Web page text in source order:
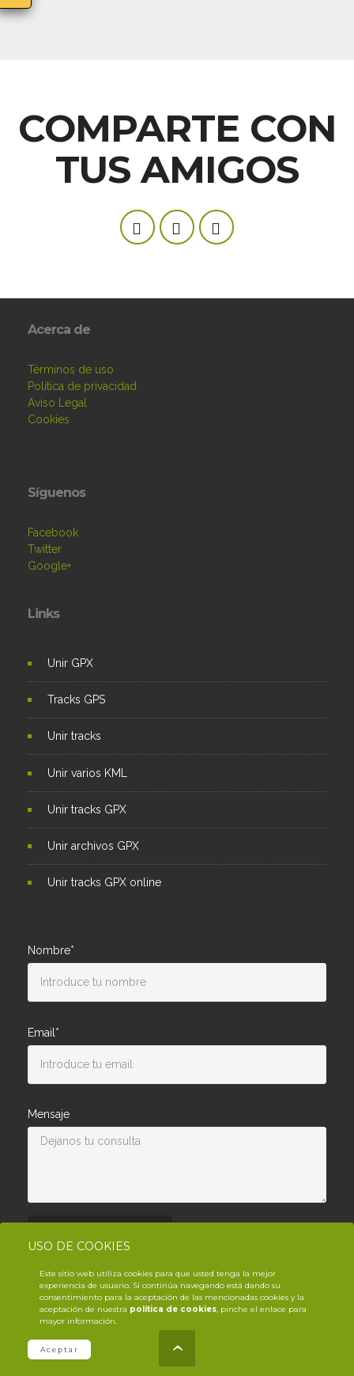
USO DE COOKIES
Este sitio web utiliza cookies para que usted tenga la mejor
experiencia de usuario. Si continúa navegando está dando su
consentimiento para la aceptación de las mencionadas cookies y la
aceptación de nuestra política de cookies, pinche el enlace para
mayor información.
Aceptar
COMPARTE CON
TUS AMIGOS
Acerca de
Términos de uso
Política de privacidad
Aviso Legal
Cookies
Síguenos
Facebook
Twitter
Google+
Links
Unir GPX
Tracks GPS
Unir tracks
Unir varios KML
Unir tracks GPX
Unir archivos GPX
Unir tracks GPX online
Nombre*
Email*
Mensaje
© Copyright YouTrack